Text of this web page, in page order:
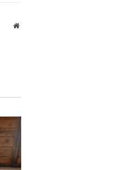
Website